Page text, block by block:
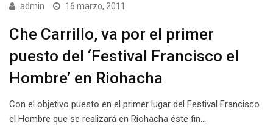
admin 16 marzo, 2011
Che Carrillo, va por el primer
puesto del ‘Festival Francisco el
Hombre’ en Riohacha
Con el objetivo puesto en el primer lugar del Festival Francisco
el Hombre que se realizará en Riohacha éste fin…